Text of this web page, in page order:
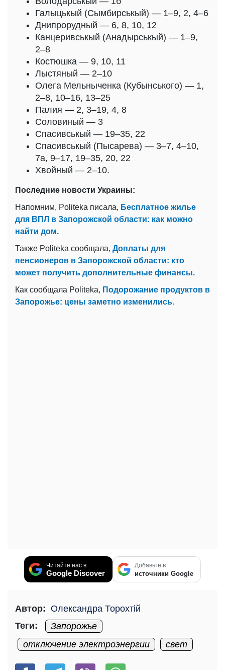
Галыцькый (Сымбирськый) — 1–9, 2, 4–6
Днипрорудный — 6, 8, 10, 12
Канцеривськый (Анадырськый) — 1–9,
2–8
Костюшка — 9, 10, 11
Лыстяный — 2–10
Олега Мельныченка (Кубынського) — 1,
2–8, 10–16, 13–25
Палия — 2, 3–19, 4, 8
Соловиный — 3
Спасивськый — 19–35, 22
Спасивськый (Пысарева) — 3–7, 4–10,
7а, 9–17, 19–35, 20, 22
Хвойный — 2–10.
Последние новости Украины:
Напомним, Politeka писала, Бесплатное жилье
для ВПЛ в Запорожской области: как можно
найти дом.
Также Politeka сообщала, Доплаты для
пенсионеров в Запорожской области: кто
может получить дополнительные финансы.
Как сообщала Politeka, Подорожание продуктов в
Запорожье: цены заметно изменились.
Читайте нас в
Google Discover
Добавьте в
источники Google
Автор: Олександра Торохтій
Теги:
Запорожье
отключение электроэнергии
свет